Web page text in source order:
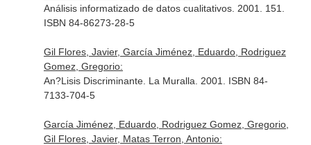
Análisis informatizado de datos cualitativos. 2001. 151.
ISBN 84-86273-28-5
Gil Flores, Javier, García Jiménez, Eduardo, Rodriguez
Gomez, Gregorio:
An?Lisis Discriminante. La Muralla. 2001. ISBN 84-
7133-704-5
García Jiménez, Eduardo, Rodriguez Gomez, Gregorio,
Gil Flores, Javier, Matas Terron, Antonio: